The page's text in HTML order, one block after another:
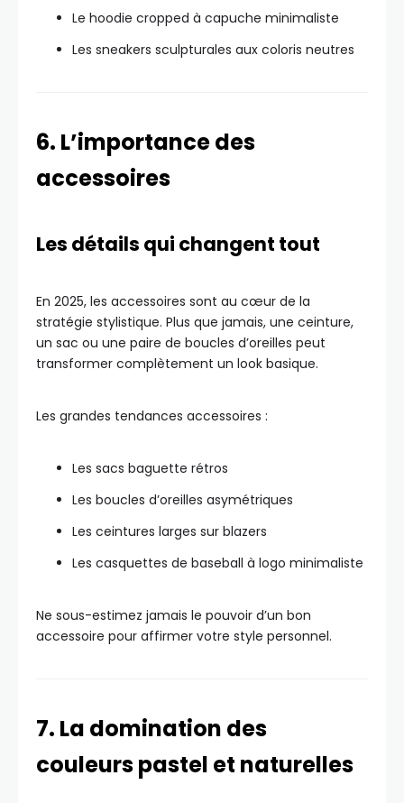
Le hoodie cropped à capuche minimaliste
Les sneakers sculpturales aux coloris neutres
6. L’importance des
accessoires
Les détails qui changent tout
En 2025, les accessoires sont au cœur de la
stratégie stylistique. Plus que jamais, une ceinture,
un sac ou une paire de boucles d’oreilles peut
transformer complètement un look basique.
Les grandes tendances accessoires :
Les sacs baguette rétros
Les boucles d’oreilles asymétriques
Les ceintures larges sur blazers
Les casquettes de baseball à logo minimaliste
Ne sous-estimez jamais le pouvoir d’un bon
accessoire pour affirmer votre style personnel.
7. La domination des
couleurs pastel et naturelles